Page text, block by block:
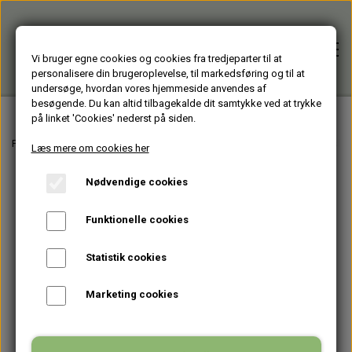
Forside
Firmagaver
Forside Varer fra Huset Venture Kolding
Vi bruger egne cookies og cookies fra tredjeparter til at
personalisere din brugeroplevelse, til markedsføring og til at
undersøge, hvordan vores hjemmeside anvendes af
besøgende. Du kan altid tilbagekalde dit samtykke ved at trykke
på linket 'Cookies' nederst på siden.
Læs mere om cookies her
Nødvendige cookies
Funktionelle cookies
Statistik cookies
Marketing cookies